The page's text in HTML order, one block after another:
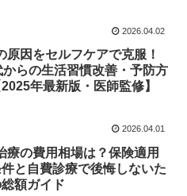
2026.04.02
原因をセルフケアで克服！
からの生活習慣改善・予防方
年最新版・医師監修】
2026.04.01
療の費用相場は？保険適用
と自費診療で後悔しないた
額ガイド